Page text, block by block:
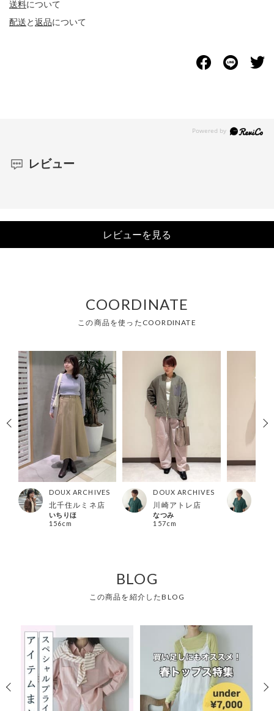
送料について
配送と返品について
レビュー
レビューを見る
COORDINATE
この商品を使ったCOORDINATE
DOUX ARCHIVES
北千住ルミネ店
いちりほ
156cm
DOUX ARCHIVES
川崎アトレ店
なつみ
157cm
BLOG
この商品を紹介したBLOG